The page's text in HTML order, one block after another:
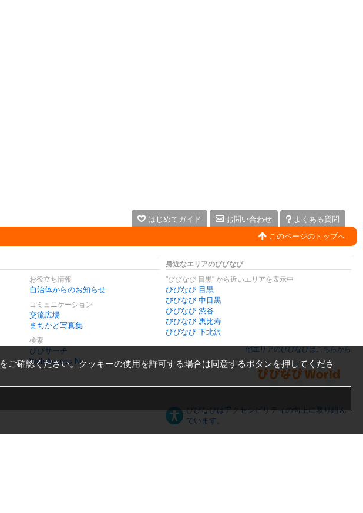
はじめてガイド お問い合わせ
よくある質問
このページのトップへ
お役立ち情報
自治体からのお知らせ
コミュニケーション
交流広場
まちかど写真集
検索
びびサーチ
Web Access No.
身近なエリアのびびなび
"びびなび 目黒" から近いエリアを表示中
びびなび 目黒
びびなび 中目黒
びびなび 渋谷
びびなび 恵比寿
びびなび 下北沢
他エリアのびびなびはこちらから
びびなびはアクセシビリティの向上に取り組ん
でいます。
をご確認ください。クッキーの使用を許可する場合は同意するボタンを押してくださ